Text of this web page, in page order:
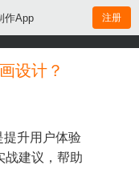
作App 注册
设计？
升用户体验
战建议，帮助